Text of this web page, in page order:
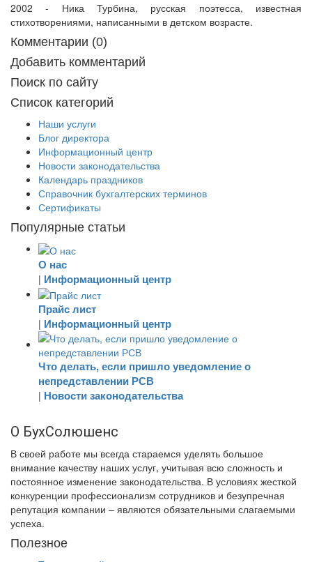
2002 - Ника Турбина, русская поэтесса, известная
стихотворениями, написанными в детском возрасте.
Комментарии (0)
Добавить комментарий
Поиск по сайту
Список категорий
Наши услуги
Блог директора
Информационный центр
Новости законодательства
Календарь праздников
Справочник бухгалтерских терминов
Сертификаты
Популярные статьи
О нас
| Информационный центр
Прайс лист
| Информационный центр
Что делать, если пришло уведомление о
непредставлении РСВ
| Новости законодательства
О БухСолюшенс
В своей работе мы всегда стараемся уделять большое
внимание качеству наших услуг, учитывая всю сложность и
постоянное изменение законодательства. В условиях жесткой
конкуренции профессионализм сотрудников и безупречная
репутация компании – являются обязательными слагаемыми
успеха.
Полезное